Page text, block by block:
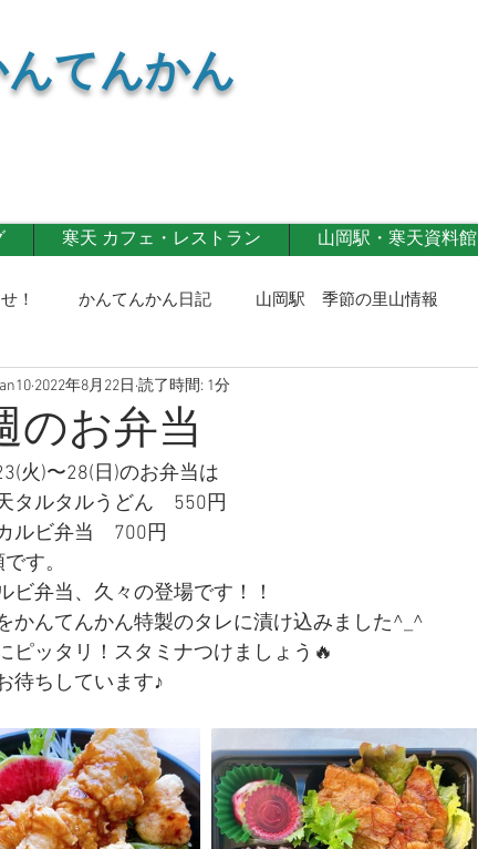
てんかん
寒天 カフェ・レストラン 山岡駅・寒天資料館
！ かんてんかん日記 山岡駅 季節の里山情報
マスコミ 寒天商品
んてんかん日記！ イベント情報
のお弁当
2022年8月22日 読了時間: 1分
火)〜28(日)のお弁当は
タルタルうどん　550円
ルビ弁当　700円
す。
ビ弁当、久々の登場です！！
かんてんかん特製のタレに漬け込みました^_^
ピッタリ！スタミナつけましょう🔥
待ちしています♪